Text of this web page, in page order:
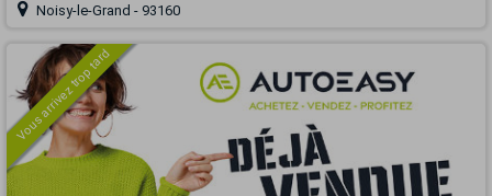
Noisy-le-Grand - 93160
Vous arrivez trop tard